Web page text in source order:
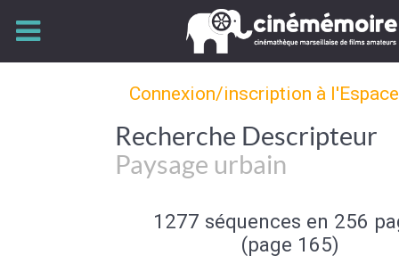
Connexion/inscription à
Recherche Descripteur
Paysage urbain
1277 séquences en 256
(page 165)